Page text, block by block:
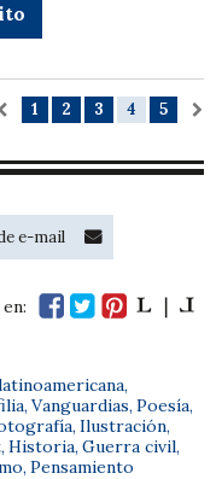
1 2 3 4 5
,
, Vanguardias, Poesía,
, Ilustración,
, Historia, Guerra civil,
, Pensamiento